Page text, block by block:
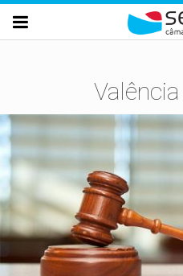
Passar para o conteúdo principal
